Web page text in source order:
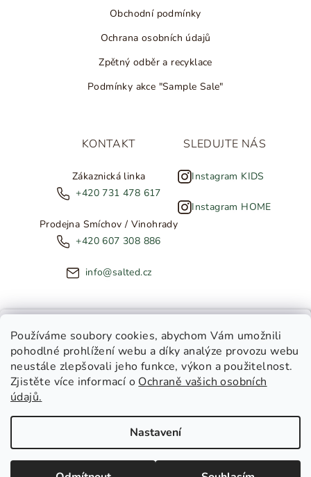
Používáme soubory cookies, abychom Vám umožnili
pohodlné prohlížení webu a díky analýze provozu webu
neustále zlepšovali jeho funkce, výkon a použitelnost.
Zjistěte více informací o Ochraně vašich osobních
údajů.
Nastavení
Obchodní podmínky
Ochrana osobních údajů
Zpětný odběr a recyklace
Podmínky akce "Sample Sale"
KONTAKT
Zákaznická linka
+420 731 478 617
Prodejna Smíchov / Vinohrady
+420 607 308 886
info@salted.cz
SLEDUJTE NÁS
Instagram KIDS
Instagram HOME
Copyright 2026SALTED. Všechna práva vyhrazena.Upravit
nastavení cookies
NOVINKY ZE SALTED
Toužíte dostávat novinky z
Salted Home
Salted Kids & Home
Chci být v obraze!